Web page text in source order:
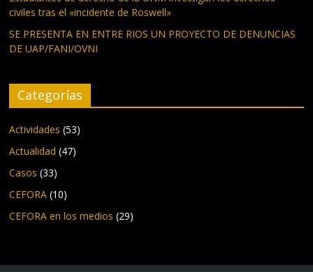
civiles tras el «incidente de Roswell»
SE PRESENTA EN ENTRE RIOS UN PROYECTO DE DENUNCIAS
DE UAP/FANI/OVNI
Categorías
Actividades (53)
Actualidad (47)
Casos (33)
CEFORA (10)
CEFORA en los medios (29)